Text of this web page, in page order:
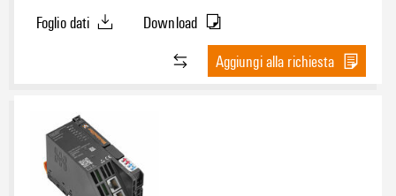
Foglio dati
Download
Aggiungi alla richiesta